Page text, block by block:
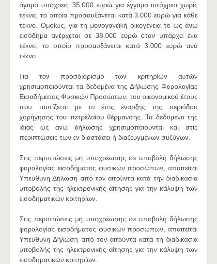
άγαμο υπόχρεο, 35.000 ευρώ για έγγαμο υπόχρεο χωρίς
τέκνα, το οποίο προσαυξάνεται κατά 3.000 ευρώ για κάθε
τέκνο. Ομοίως, για τη μονογονεϊκή οικογένεια το ως άνω
εισόδημα ανέρχεται σε 38.000 ευρώ όταν υπάρχει ένα
τέκνο, το οποίο προσαυξάνεται κατά 3.000 ευρώ ανά
τέκνο.
Για τον προσδιορισμό των κριτηρίων αυτών
χρησιμοποιούνται τα δεδομένα της Δήλωσης Φορολογίας
Εισοδήματος Φυσικών Προσώπων, του οικονομικού έτους
που ταυτίζεται με το έτος έναρξης της περιόδου
χορήγησης του πετρελαίου θέρμανσης. Τα δεδομένα της
ίδιας ως άνω δήλωσης χρησιμοποιούνται και στις
περιπτώσεις των εν διαστάσει ή διαζευγμένων συζύγων.
Στις περιπτώσεις μη υποχρέωσης σε υποβολή δήλωσης
φορολογίας εισοδήματος φυσικών προσώπων, απαιτείται
Υπεύθυνη Δήλωση από τον αιτούντα κατά την διαδικασία
υποβολής της ηλεκτρονικής αίτησης για την κάλυψη των
εισοδηματικών κριτηρίων.
Στις περιπτώσεις μη υποχρέωσης σε υποβολή δήλωσης
φορολογίας εισοδήματος φυσικών προσώπων, απαιτείται
Υπεύθυνη Δήλωση από τον αιτούντα κατά τη διαδικασία
υποβολής της ηλεκτρονικής αίτησης για την κάλυψη των
εισοδηματικών κριτηρίων.